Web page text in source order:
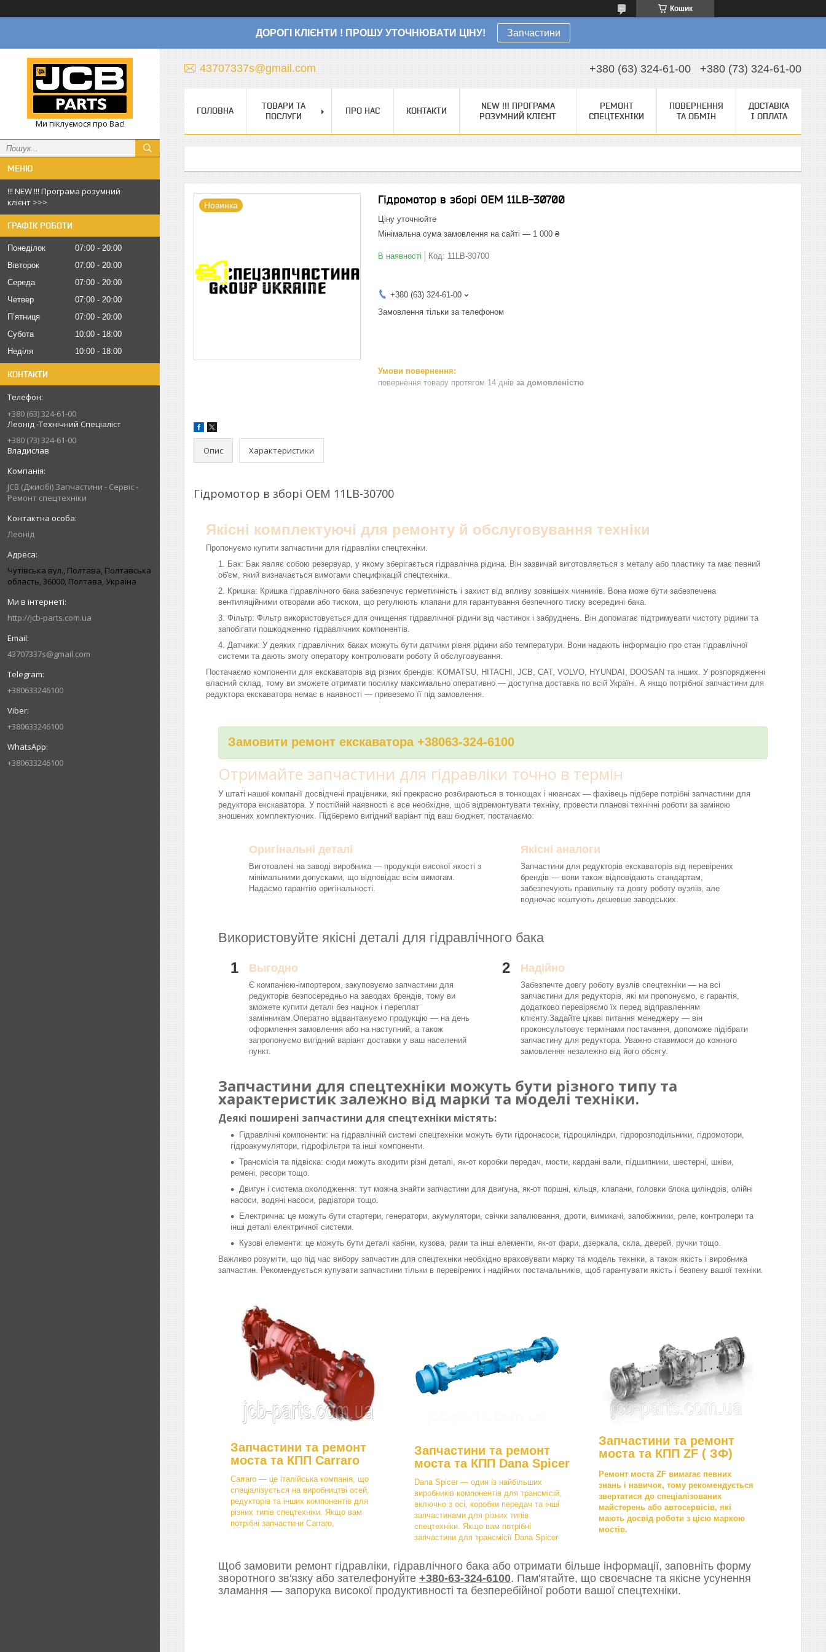
Кошик
ДОРОГІ КЛІЄНТИ ! ПРОШУ УТОЧНЮВАТИ ЦІНУ! Запчастини
Ми піклуємося про Вас!
!!! NEW !!! Програма розумний
клієнт >>>
ГРАФІК РОБОТИ
Понеділок 07:00
20:00
Вівторок
07:00
20:00
Середа
07:00
20:00
Четвер
07:00
20:00
Пʼятниця
07:00
20:00
Субота
10:00
18:00
Неділя
10:00 18:00
КОНТАКТИ
+380 (63) 324-61-00
Леонід -Технічний Спеціаліст
+380 (73) 324-61-00
Владислав
JCB (Джисібі) Запчастини - Сервіс -
Ремонт спецтехніки
Леонід
Чутівська вул., Полтава, Полтавська
область, 36000, Полтава, Україна
http://jcb-parts.com.ua
43707337s@gmail.com
+380633246100
+380633246100
+380633246100
43707337s@gmail.com +380 (63) 324-61-00 +380 (73) 324-61-00
ГОЛОВНА
ТОВАРИ ТА
ПОСЛУГИ
ПРО НАС КОНТАКТИ
NEW !!! ПРОГРАМА
РОЗУМНИЙ КЛІЄНТ
РЕМОНТ
СПЕЦТЕХНІКИ
ПОВЕРНЕННЯ
ТА ОБМІН
ДОСТАВКА
І ОПЛАТА
Новинка Гідромотор в зборі OEM 11LB-30700
Ціну уточнюйте
Мінімальна сума замовлення на сайті — 1 000 ₴
В наявності Код: 11LB-30700
+380 (63) 324-61-00
Замовлення тільки за телефоном
повернення товару протягом 14 днів за домовленістю
Опис Характеристики
Гідромотор в зборі OEM 11LB-30700
Якісні комплектуючі для ремонту й обслуговування техніки
Пропонуємо купити запчастини для гідравліки спецтехніки.
Бак: Бак являє собою резервуар, у якому зберігається гідравлічна рідина. Він зазвичай виготовляється з металу або пластику та має певний
об'єм, який визначається вимогами специфікацій спецтехніки.
Кришка: Кришка гідравлічного бака забезпечує герметичність і захист від впливу зовнішніх чинників. Вона може бути забезпечена
вентиляційними отворами або тиском, що регулюють клапани для гарантування безпечного тиску всередині бака.
Фільтр: Фільтр використовується для очищення гідравлічної рідини від частинок і забруднень. Він допомагає підтримувати чистоту рідини та
запобігати пошкодженню гідравлічних компонентів.
Датчики: У деяких гідравлічних баках можуть бути датчики рівня рідини або температури. Вони надають інформацію про стан гідравлічної
системи та дають змогу оператору контролювати роботу й обслуговування.
Постачаємо компоненти для екскаваторів від різних брендів: KOMATSU, HITACHI, JCB, CAT, VOLVO, HYUNDAI, DOOSAN та інших. У розпорядженні
власний склад, тому ви зможете отримати посилку максимально оперативно — доступна доставка по всій Україні. А якщо потрібної запчастини для
редуктора екскаватора немає в наявності — привеземо її під замовлення.
Замовити ремонт екскаватора +38063-324-6100
Отримайте запчастини для гідравліки точно в термін
У штаті нашої компанії досвідчені працівники, які прекрасно розбираються в тонкощах і нюансах — фахівець підбере потрібні запчастини для
редуктора екскаватора. У постійній наявності є все необхідне, щоб відремонтувати техніку, провести планові технічні роботи за заміною
зношених комплектуючих. Підберемо вигідний варіант під ваш бюджет, постачаємо:
Оригінальні деталі
Виготовлені на заводі виробника — продукція високої якості з
мінімальними допусками, що відповідає всім вимогам.
Надаємо гарантію оригінальності.
Якісні аналоги
Запчастини для редукторів екскаваторів від перевірених
брендів — вони також відповідають стандартам,
забезпечують правильну та довгу роботу вузлів, але
водночас коштують дешевше заводських.
Використовуйте якісні деталі для гідравлічного бака
1 Выгодно
Є компанією-імпортером, закуповуємо запчастини для
редукторів безпосередньо на заводах брендів, тому ви
зможете купити деталі без націнок і переплат
замінникам.Оператно відвантажуємо продукцію — на день
оформлення замовлення або на наступний, а також
запропонуємо вигідний варіант доставки у ваш населений
пункт.
2 Надійно
Забезпечте довгу роботу вузлів спецтехніки — на всі
запчастини для редукторів, які ми пропонуємо, є гарантія,
додатково перевіряємо їх перед відправленням
клієнту.Задайте цікаві питання менеджеру — він
проконсультовує термінами постачання, допоможе підібрати
запчастину для редуктора. Уважно ставимося до кожного
замовлення незалежно від його обсягу.
Запчастини для спецтехніки можуть бути різного типу та
характеристик залежно від марки та моделі техніки.
Деякі поширені запчастини для спецтехніки містять:
Гідравлічні компоненти: на гідравлічній системі спецтехніки можуть бути гідронасоси, гідроциліндри, гідророзподільники, гідромотори,
гідроакумулятори, гідрофільтри та інші компоненти.
Трансмісія та підвіска: сюди можуть входити різні деталі, як-от коробки передач, мости, кардані вали, підшипники, шестерні, шківи,
ремені, ресори тощо.
Двигун і система охолодження: тут можна знайти запчастини для двигуна, як-от поршні, кільця, клапани, головки блока циліндрів, олійні
насоси, водяні насоси, радіатори тощо.
Електрична: це можуть бути стартери, генератори, акумулятори, свічки запалювання, дроти, вимикачі, запобіжники, реле, контролери та
інші деталі електричної системи.
Кузові елементи: це можуть бути деталі кабіни, кузова, рами та інші елементи, як-от фари, дзеркала, скла, дверей, ручки тощо.
Важливо розуміти, що під час вибору запчастин для спецтехніки необхідно враховувати марку та модель техніки, а також якість і виробника
запчастин. Рекомендується купувати запчастини тільки в перевірених і надійних постачальників, щоб гарантувати якість і безпеку вашої техніки.
Запчастини та ремонт
моста та КПП Carraro
Carraro — це італійська компанія, що
спеціалізується на виробництві осей,
редукторів та інших компонентів для
різних типів спецтехніки. Якщо вам
потрібні запчастини Carraro,
Запчастини та ремонт
моста та КПП Dana Spicer
Dana Spicer — один із найбільших
виробників компонентів для трансмісій,
включно з осі, коробки передач та інші
запчастинами для різних типів
спецтехніки. Якщо вам потрібні
запчастини для трансмісії Dana Spicer
Запчастини та ремонт
моста та КПП ZF ( ЗФ)
Ремонт моста ZF вимагає певних
знань і навичок, тому рекомендується
звертатися до спеціалізованих
майстерень або автосервісів, які
мають досвід роботи з цією маркою
мостів.
Щоб замовити ремонт гідравліки, гідравлічного бака або отримати більше інформації, заповніть форму
зворотного зв'язку або зателефонуйте +380-63-324-6100. Пам'ятайте, що своєчасне та якісне усунення
зламання — запорука високої продуктивності та безперебійної роботи вашої спецтехніки.